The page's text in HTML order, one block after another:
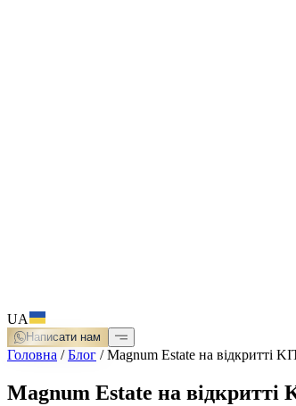
UA
Написати нам
Головна /Блог /Magnum Estate на відкритті
Magnum Estate на відкритті